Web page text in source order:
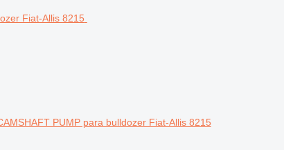
PUMP para bulldozer Fiat-Allis 8215